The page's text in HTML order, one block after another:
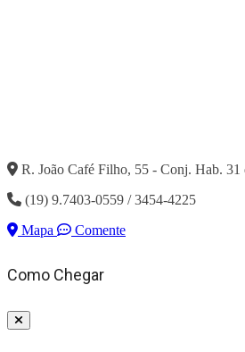
R. João Café Filho, 55 - Conj. Hab. 31
(19) 9.7403-0559 / 3454-4225
Mapa
Comente
Como Chegar